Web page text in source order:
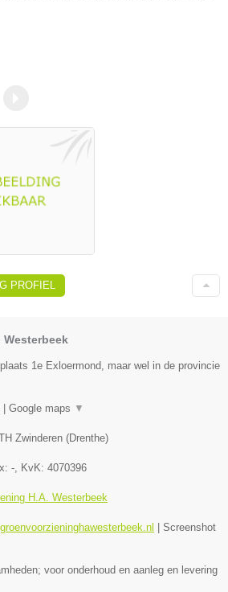
PROFIEL
1e Exloermond, maar wel in de provincie
| Google maps ▼
Zwinderen (Drenthe)
- , KvK: 4070396
H.A. Westerbeek
| Screenshot
voor onderhoud en aanleg en levering